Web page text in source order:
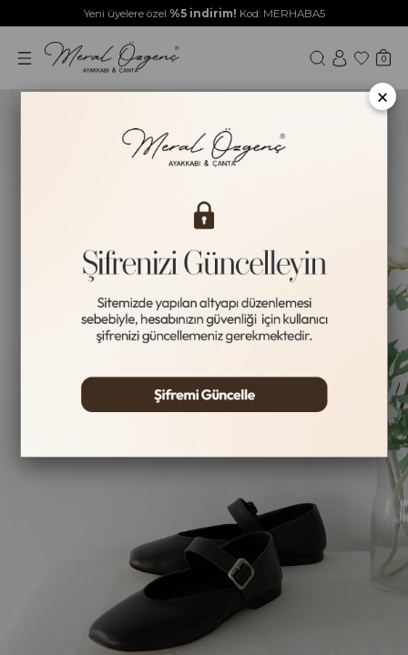
Yeni üyelere özel %5 indirim! Kod: MERHABA5
0
×